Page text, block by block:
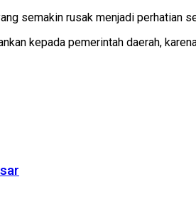
semakin rusak menjadi perhatian
kepada pemerintah daerah,